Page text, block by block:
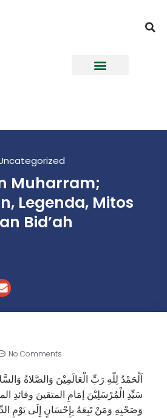
Muharram;
Legenda, Mitos
Bid’ah
No Comments
اَلْحَمْدُ لِلّهِ رَبِّ الْعَالَمِيْنَ وَالصَّلاةُ
سَيِّدِ الْمُرْسَلِيْنَ إمَامِ المتقينَ وقائدِ
وَصَحْبِهِ وَمَنْ تَبِعَهُ بِإِحْسَانٍ إِلَى يَوْمِ